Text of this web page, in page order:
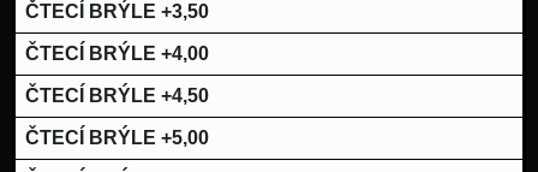
ČTECÍ BRÝLE +3,50
ČTECÍ BRÝLE +4,00
ČTECÍ BRÝLE +4,50
ČTECÍ BRÝLE +5,00